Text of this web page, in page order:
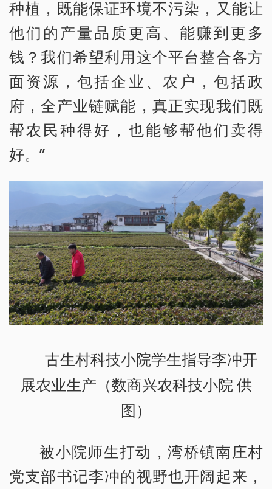
种植，既能保证环境不污染，又能让
他们的产量品质更高、能赚到更多
钱？我们希望利用这个平台整合各方
面资源，包括企业、农户，包括政
府，全产业链赋能，真正实现我们既
帮农民种得好，也能够帮他们卖得
好。”
古生村科技小院学生指导李冲开
展农业生产（数商兴农科技小院 供
图）
被小院师生打动，湾桥镇南庄村
党支部书记李冲的视野也开阔起来，